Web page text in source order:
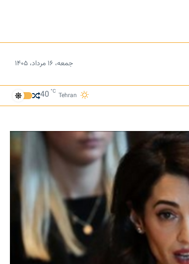
جمعه، ۱۶ مرداد، ۱۴۰۵
Tehran
40 °C